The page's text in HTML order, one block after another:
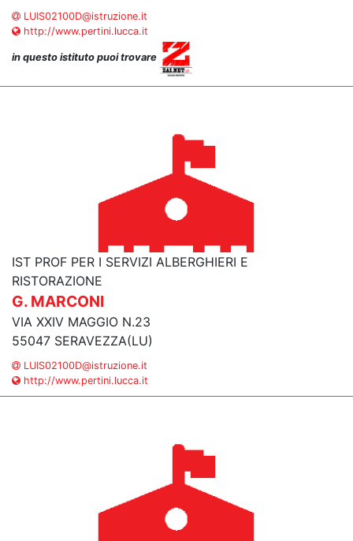
LUIS02100D@istruzione.it
http://www.pertini.lucca.it
in questo istituto puoi trovare
IST PROF PER I SERVIZI ALBERGHIERI E
RISTORAZIONE
G. MARCONI
VIA XXIV MAGGIO N.23
55047 SERAVEZZA(LU)
LUIS02100D@istruzione.it
http://www.pertini.lucca.it